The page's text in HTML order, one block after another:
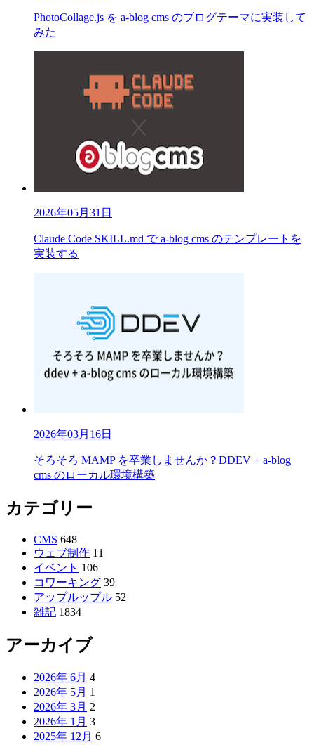
PhotoCollage.js を a-blog cms のブログテーマに実装して
みた
2026年05月31日
Claude Code SKILL.md で a-blog cms のテンプレートを
実装する
2026年03月16日
そろそろ MAMP を卒業しませんか？DDEV + a-blog
cms のローカル環境構築
カテゴリー
CMS 648
ウェブ制作 11
イベント 106
コワーキング 39
アップルップル 52
雑記 1834
アーカイブ
2026年 6月 4
2026年 5月 1
2026年 3月 2
2026年 1月 3
2025年 12月 6